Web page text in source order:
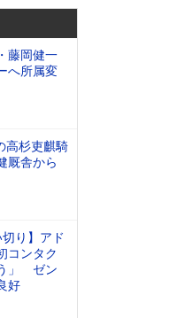
藤岡健一
へ所属変
高杉吏麒騎
厩舎から
切り】アド
コンタク
」 ゼン
好